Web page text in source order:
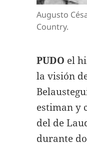
Augusto
Country.
PUDO el
la visión
estiman y
del de
durante